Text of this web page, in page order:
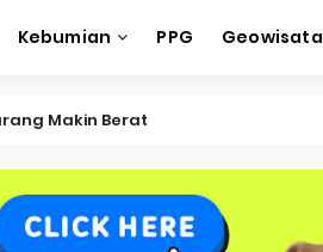
Kebumian PPG Geowisata
2026 Part Geografi Ekonomi
2026 Part Geografi Pertanian
2026 Part Geografi Budaya